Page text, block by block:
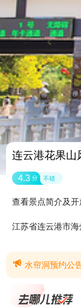
连云港花果山
4.3 分 不错
查看景点简介及开
江苏省连云港市
 水帘洞预约公告|公告【水帘洞预约公告】亲爱的游客朋友们：寻大圣文化，